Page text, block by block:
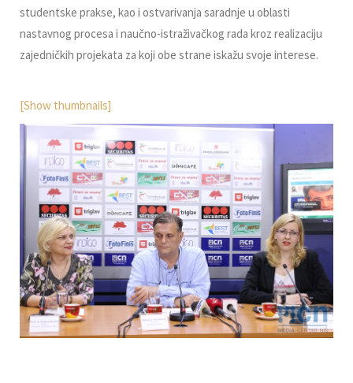
studentske prakse, kao i ostvarivanja saradnje u oblasti
nastavnog procesa i naučno-istraživačkog rada kroz realizaciju
zajedničkih projekata za koji obe strane iskažu svoje interese.
[Show thumbnails]